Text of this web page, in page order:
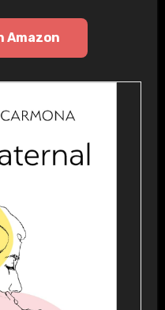
Amazon